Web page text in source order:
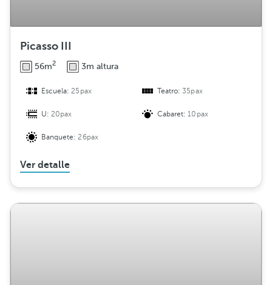
Picasso III
56m2 3m altura
Escuela:25pax Teatro:35pax
U:20pax Cabaret:10pax
Banquete:26pax
Ver detalle